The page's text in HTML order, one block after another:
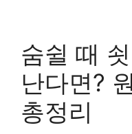
숨쉴 때
난다면?
총정리